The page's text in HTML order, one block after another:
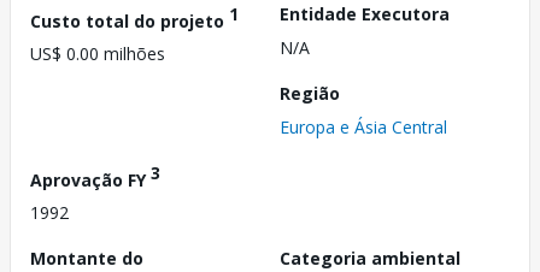
Custo total do projeto 1
US$ 0.00 milhões
Entidade Executora
N/A
Região
Europa e Ásia Central
Aprovação FY3
1992
Montante do
Categoria ambiental